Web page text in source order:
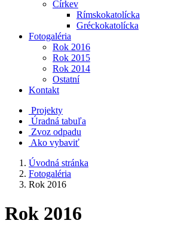
Církev
Rímskokatolícka
Gréckokatolícka
Fotogaléria
Rok 2016
Rok 2015
Rok 2014
Ostatní
Kontakt
Projekty
Úradná tabuľa
Zvoz odpadu
Ako vybaviť
Úvodná stránka
Fotogaléria
Rok 2016
Rok 2016